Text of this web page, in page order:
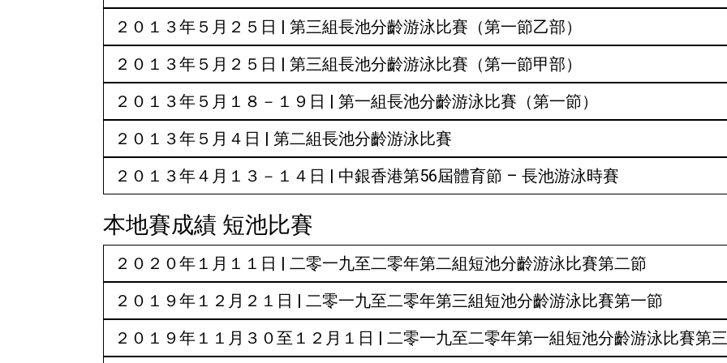
２０１３年５月２５日 | 第三組長池分齡游泳比賽（第一節乙部）
２０１３年５月２５日 | 第三組長池分齡游泳比賽（第一節甲部）
２０１３年５月１８－１９日 | 第一組長池分齡游泳比賽（第一節）
２０１３年５月４日 | 第二組長池分齡游泳比賽
２０１３年４月１３－１４日 | 中銀香港第56屆體育節 – 長池游泳時賽
本地賽成績 短池比賽
２０２０年１月１１日 | 二零一九至二零年第二組短池分齡游泳比賽第二節
２０１９年１２月２１日 | 二零一九至二零年第三組短池分齡游泳比賽第一節
２０１９年１１月３０至１２月１日 | 二零一九至二零年第一組短池分齡游泳比賽第